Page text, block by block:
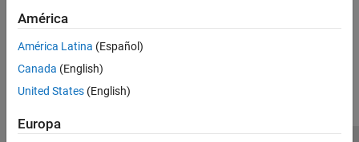
América
América Latina (Español)
Canada (English)
United States (English)
Europa